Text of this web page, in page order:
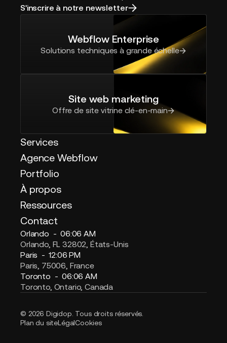
S'inscrire à notre newsletter
Webflow Enterprise
Solutions techniques à grande échelle
Site web marketing
Offre de site vitrine clé-en-main
Services
Agence Webflow
Portfolio
À propos
Ressources
Contact
Orlando -06:06 AM
Orlando, FL 32802, États-Unis
Paris -12:06 PM
Paris, 75006, France
Toronto -06:06 AM
Toronto, Ontario, Canada
© 2026 Digidop. Tous droits réservés.
Plan du siteLégalCookies